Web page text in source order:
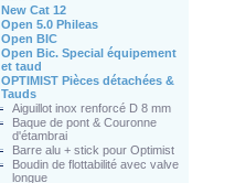
New Cat 12
Open 5.0 Phileas
Open BIC
Open Bic. Special équipement
et taud
OPTIMIST Pièces détachées &
Tauds
Aiguillot inox renforcé D 8 mm
Baque de pont & Couronne
d'étambrai
Barre alu + stick pour Optimist
Boudin de flottabilité avec valve
longue